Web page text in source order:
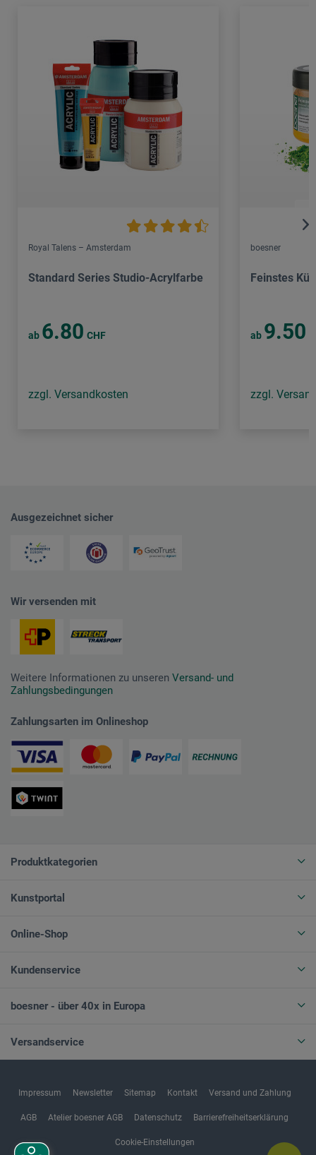
Royal Talens – Amsterdam
Standard Series Studio-Acrylfarbe
ab 6.80 CHF
zzgl. Versandkosten
boesner
Feinstes
ab 9.50
zzgl.
Ausgezeichnet sicher
Wir versenden mit
Weitere Informationen zu unseren Versand- und
Zahlungsbedingungen
Zahlungsarten im Onlineshop
Produktkategorien
Kunstportal
Online-Shop
Kundenservice
boesner - über 40x in Europa
Versandservice
Impressum Newsletter Sitemap Kontakt Versand und Zahlung
AGB Atelier boesner AGB Datenschutz Barrierefreiheitserklärung
Cookie-Einstellungen